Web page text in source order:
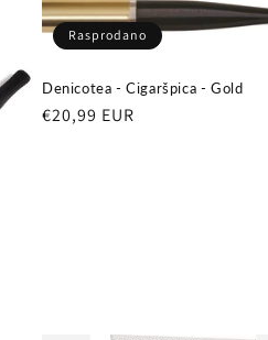
Rasprodano
Denicotea - Cigaršpica - Gold
Redovna
€20,99 EUR